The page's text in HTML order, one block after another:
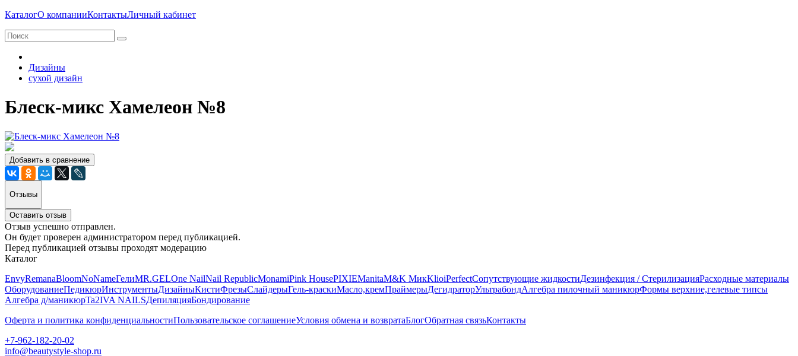
КаталогО компанииКонтактыЛичный кабинет
Дизайны
сухой дизайн
Блеск-микс Хамелеон №8
Добавить в сравнение
Отзывы
Оставить отзыв
Отзыв успешно отправлен.
Он будет проверен администратором перед публикацией.
Перед публикацией отзывы проходят модерацию
Каталог
EnvyRemanaBloomNoNameГелиMR.GELOne NailNail RepublicMonamiPink HousePIXIEManitaM&K МикKlioiPerfectСопутствующие жидкостиДезинфекция / СтерилизацияРасходные материалы
ОборудованиеПедикюрИнструментыДизайныКистиФрезыСлайдерыГель-краскиМасло,кремПраймерыДегидраторУльтрабондАлгебра пилочный маникюрФормы верхние,гелевые типсы
Алгебра д/маникюрTa2IVA NAILSДепиляцияБондирование
Оферта и политика конфиденциальностиПользовательское соглашениеУсловия обмена и возвратаБлогОбратная связьКонтакты
+7-962-182-20-02
info@beautystyle-shop.ru